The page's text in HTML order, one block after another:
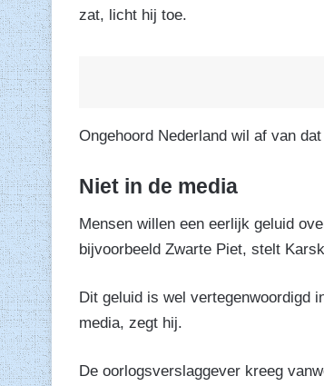
zat, licht hij toe.
Ongehoord Nederland wil af van
Niet in de media
Mensen willen een eerlijk geluid
bijvoorbeeld Zwarte Piet, stelt
Dit geluid is wel vertegenwoordigd
media, zegt hij.
De oorlogsverslaggever kreeg